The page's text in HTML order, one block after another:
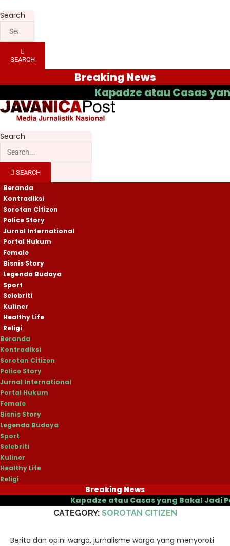
Search
SEARCH
Breaking News
Kapadze atau Casas yang
Search
SEARCH
Beranda
Kontradiksi
Sorotan Citizen
Police Story
Jurnal International
Portal Hukum
Female
Bisnis Story
Legenda Budaya
Sport
Selebriti
Kuliner
Healthy Life
Religi
Beranda
Kontradiksi
Sorotan Citizen
Police Story
Jurnal International
Portal Hukum
Female
Bisnis Story
Legenda Budaya
Sport
Selebriti
Kuliner
Healthy Life
Religi
Breaking News
Kapadze atau Casas yang Bakal Jadi Pelatih
Beranda»Sorotan Citizen
CATEGORY: SOROTAN CITIZEN
Berita dan opini warga, jurnalisme warga yang menyoroti